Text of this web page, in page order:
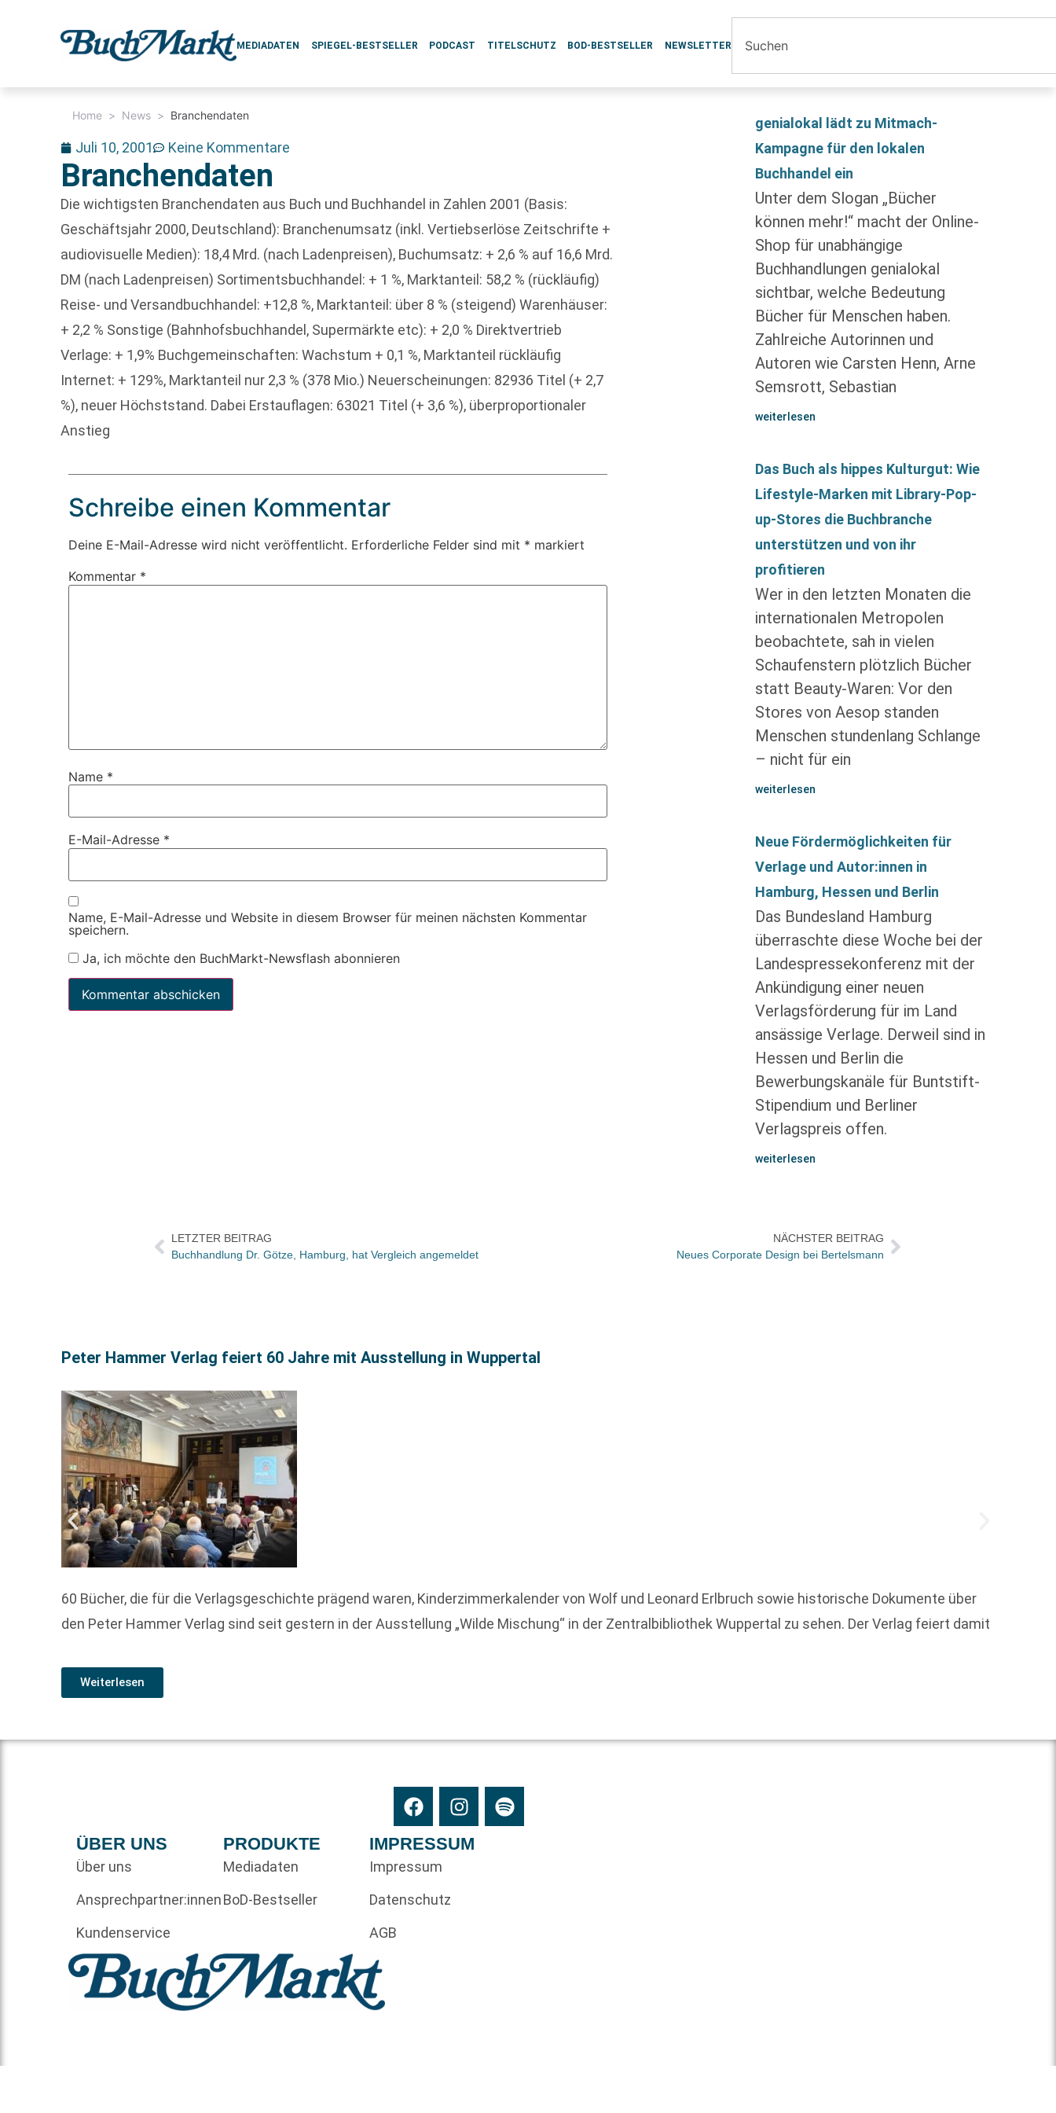
MEDIADATEN SPIEGEL-BESTSELLER PODCAST TITELSCHUTZ BOD-BESTSELLER NEWSLETTER
Home > News > Branchendaten
Juli 10, 2001 Keine Kommentare
Branchendaten
Die wichtigsten Branchendaten aus Buch und Buchhandel in Zahlen 2001 (Basis:
Geschäftsjahr 2000, Deutschland): Branchenumsatz (inkl. Vertiebserlöse Zeitschrifte +
audiovisuelle Medien): 18,4 Mrd. (nach Ladenpreisen), Buchumsatz: + 2,6 % auf 16,6 Mrd.
DM (nach Ladenpreisen) Sortimentsbuchhandel: + 1 %, Marktanteil: 58,2 % (rückläufig)
Reise- und Versandbuchhandel: +12,8 %, Marktanteil: über 8 % (steigend) Warenhäuser:
+ 2,2 % Sonstige (Bahnhofsbuchhandel, Supermärkte etc): + 2,0 % Direktvertrieb
Verlage: + 1,9% Buchgemeinschaften: Wachstum + 0,1 %, Marktanteil rückläufig
Internet: + 129%, Marktanteil nur 2,3 % (378 Mio.) Neuerscheinungen: 82936 Titel (+ 2,7
%), neuer Höchststand. Dabei Erstauflagen: 63021 Titel (+ 3,6 %), überproportionaler
Anstieg
Schreibe einen Kommentar
Deine E-Mail-Adresse wird nicht veröffentlicht. Erforderliche Felder sind mit * markiert
Kommentar *
Name *
E-Mail-Adresse *
Name, E-Mail-Adresse und Website in diesem Browser für meinen nächsten Kommentar
speichern.
Ja, ich möchte den BuchMarkt-Newsflash abonnieren
genialokal lädt zu Mitmach-
Kampagne für den lokalen
Buchhandel ein
Unter dem Slogan „Bücher
können mehr!“ macht der Online-
Shop für unabhängige
Buchhandlungen genialokal
sichtbar, welche Bedeutung
Bücher für Menschen haben.
Zahlreiche Autorinnen und
Autoren wie Carsten Henn, Arne
Semsrott, Sebastian
weiterlesen
Das Buch als hippes Kulturgut: Wie
Lifestyle-Marken mit Library-Pop-
up-Stores die Buchbranche
unterstützen und von ihr
profitieren
Wer in den letzten Monaten die
internationalen Metropolen
beobachtete, sah in vielen
Schaufenstern plötzlich Bücher
statt Beauty-Waren: Vor den
Stores von Aesop standen
Menschen stundenlang Schlange
– nicht für ein
weiterlesen
Neue Fördermöglichkeiten für
Verlage und Autor:innen in
Hamburg, Hessen und Berlin
Das Bundesland Hamburg
überraschte diese Woche bei der
Landespressekonferenz mit der
Ankündigung einer neuen
Verlagsförderung für im Land
ansässige Verlage. Derweil sind in
Hessen und Berlin die
Bewerbungskanäle für Buntstift-
Stipendium und Berliner
Verlagspreis offen.
weiterlesen
LETZTER BEITRAG
Buchhandlung Dr. Götze, Hamburg, hat Vergleich angemeldet
NÄCHSTER BEITRAG
Neues Corporate Design bei Bertelsmann
Peter Hammer Verlag feiert 60 Jahre mit Ausstellung in Wuppertal
60 Bücher, die für die Verlagsgeschichte prägend waren, Kinderzimmerkalender von Wolf und Leonard Erlbruch sowie historische Dokumente über
den Peter Hammer Verlag sind seit gestern in der Ausstellung „Wilde Mischung“ in der Zentralbibliothek Wuppertal zu sehen. Der Verlag feiert damit
Weiterlesen
ÜBER UNS
Über uns
Ansprechpartner:innen
Kundenservice
PRODUKTE
Mediadaten
BoD-Bestseller
IMPRESSUM
Impressum
Datenschutz
AGB